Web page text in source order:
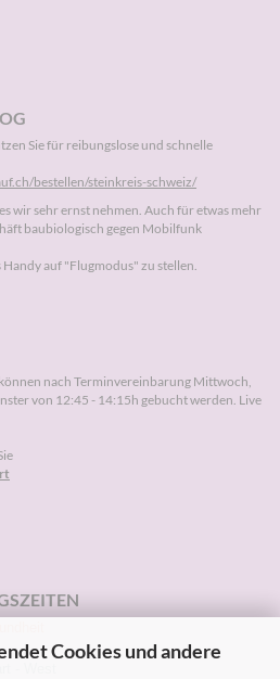
Cookies und andere
Sie für reibungslose und schnelle
bestellen/steinkreis-schweiz/
wir sehr ernst nehmen. Auch für etwas mehr
baubiologisch gegen Mobilfunk
auf "Flugmodus" zu stellen.
nachTerminvereinbarung Mittwoch,
von 12:45 - 14:15h gebucht werden. Live
- West